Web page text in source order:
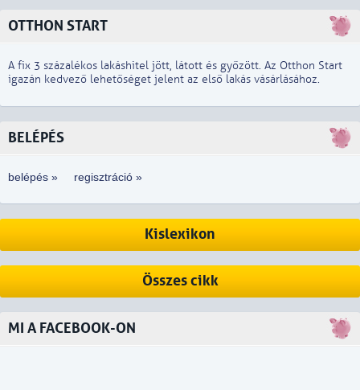
OTTHON START
A fix 3 százalékos lakáshitel jött, látott és győzött. Az Otthon Start
igazán kedvező lehetőséget jelent az első lakás vásárlásához.
BELÉPÉS
belépés » regisztráció »
Kislexikon
Összes cikk
MI A FACEBOOK-ON